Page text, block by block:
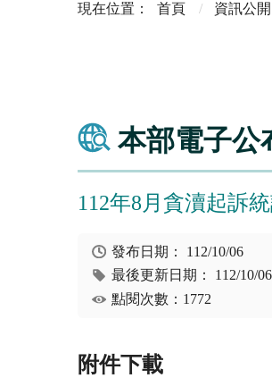
首頁
資訊公開
本部電子公
112年8月貪瀆起訴
發布日期： 112/10/06
最後更新日期： 112/10/06
點閱次數：1772
附件下載